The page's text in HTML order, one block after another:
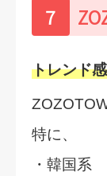
7
トレンド
特に、
・韓国系